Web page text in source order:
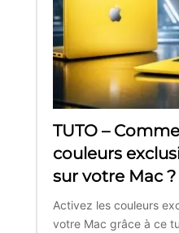
TUTO –
couleurs
sur votre Mac ?
Activez les couleurs
votre Mac grâce à ce